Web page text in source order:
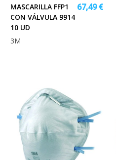
MASCARILLA FFP1
CON VÁLVULA 9914
10 UD
67,49 €
3M